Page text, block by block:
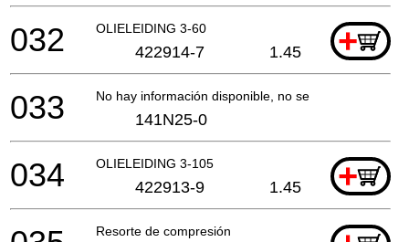
OLIELEIDING 3-60 +
032 422914-7 1.45
No hay información disponible, no se puede pedir
033 141N25-0
OLIELEIDING 3-105 +
034 422913-9 1.45
Resorte de compresión